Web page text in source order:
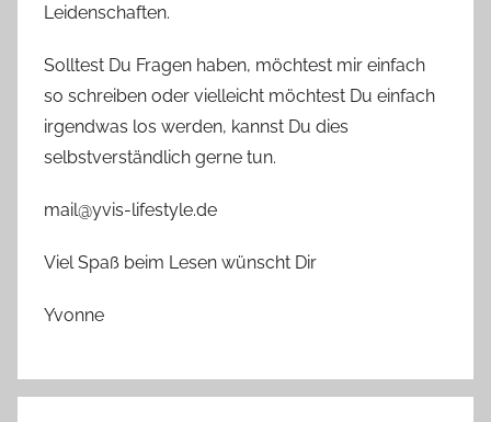
Leidenschaften.
Solltest Du Fragen haben, möchtest mir einfach
so schreiben oder vielleicht möchtest Du einfach
irgendwas los werden, kannst Du dies
selbstverständlich gerne tun.
mail@yvis-lifestyle.de
Viel Spaß beim Lesen wünscht Dir
Yvonne